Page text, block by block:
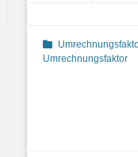
Kategorien
Umrechnungsfaktor